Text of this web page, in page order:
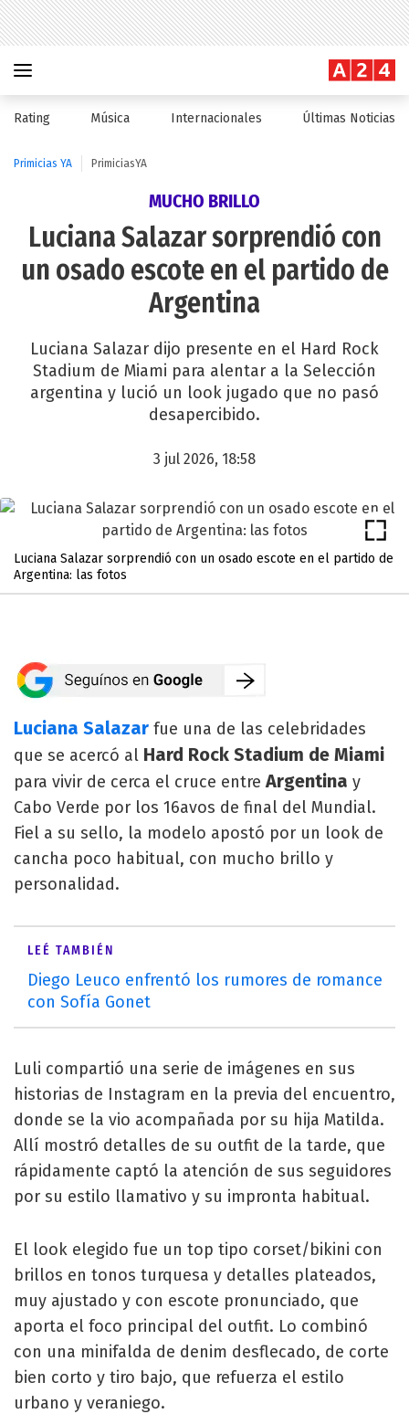
Rating Música Internacionales Últimas Noticias
Primicias YA PrimiciasYA
MUCHO BRILLO
Luciana Salazar sorprendió con
un osado escote en el partido de
Argentina
Luciana Salazar dijo presente en el Hard Rock
Stadium de Miami para alentar a la Selección
argentina y lució un look jugado que no pasó
desapercibido.
3 jul 2026, 18:58
Luciana Salazar sorprendió con un osado escote en el partido de
Argentina: las fotos
Luciana Salazar fue una de las celebridades
que se acercó al Hard Rock Stadium de Miami
para vivir de cerca el cruce entreArgentina y
Cabo Verde por los 16avos de final del Mundial.
Fiel a su sello, la modelo apostó por un look de
cancha poco habitual, con mucho brillo y
personalidad.
LEÉ TAMBIÉN
Diego Leuco enfrentó los rumores de romance
con Sofía Gonet
Luli compartió una serie de imágenes en sus
historias de Instagram en la previa del encuentro,
donde se la vio acompañada por su hija Matilda.
Allí mostró detalles de su outfit de la tarde, que
rápidamente captó la atención de sus seguidores
por su estilo llamativo y su impronta habitual.
El look elegido fue un top tipo corset/bikini con
brillos en tonos turquesa y detalles plateados,
muy ajustado y con escote pronunciado, que
aporta el foco principal del outfit. Lo combinó
con una minifalda de denim desflecado, de corte
bien corto y tiro bajo, que refuerza el estilo
urbano y veraniego.